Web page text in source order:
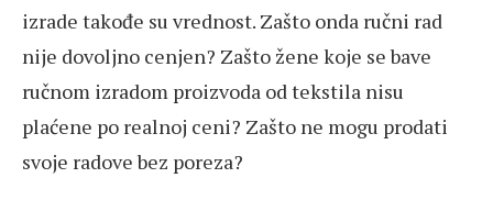
izrade takođe su vrednost. Zašto onda ručni rad
nije dovoljno cenjen? Zašto žene koje se bave
ručnom izradom proizvoda od tekstila nisu
plaćene po realnoj ceni? Zašto ne mogu prodati
svoje radove bez poreza?